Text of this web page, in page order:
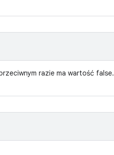
razie ma wartość false.